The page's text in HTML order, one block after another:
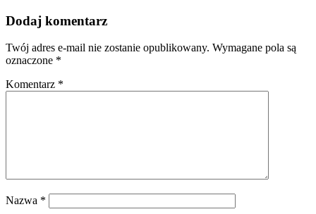
Dodaj komentarz
Twój adres e-mail nie zostanie opublikowany. Wymagane pola są
oznaczone *
Komentarz *
Nazwa *